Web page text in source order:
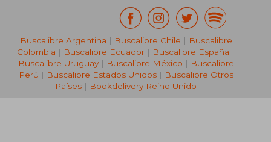
Buscalibre Argentina | Buscalibre Chile | Buscalibre
Colombia | Buscalibre Ecuador | Buscalibre España |
Buscalibre Uruguay| Buscalibre México | Buscalibre
Perú | Buscalibre Estados Unidos| Buscalibre Otros
Países | Bookdelivery Reino Unido